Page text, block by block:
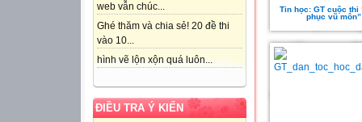
web vẫn chúc...
Ghé thăm và chia sẻ! 20 đề thi
vào 10...
hình vẽ lộn xộn quá luôn...
ĐIỀU TRA Ý KIẾN
Tin học: GT cuộc thi
phục vũ